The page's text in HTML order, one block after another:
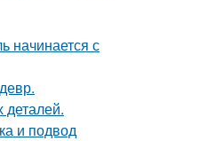
начинается с
деталей.
и подвод